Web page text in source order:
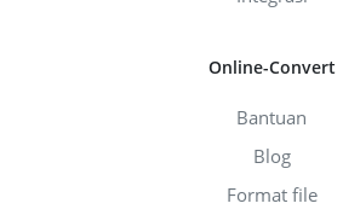
Online-Convert
Bantuan
Blog
Format file